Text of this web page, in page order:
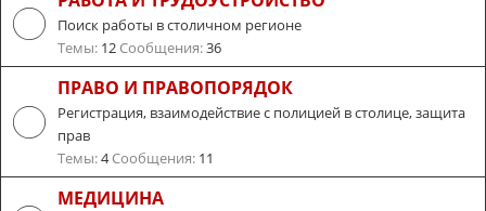
Поиск работы в столичном регионе
Темы: 12 Сообщения:36
ПРАВО И ПРАВОПОРЯДОК
Регистрация, взаимодействие с полицией в столице, защита
прав
Темы:4Сообщения: 11
МЕДИЦИНА